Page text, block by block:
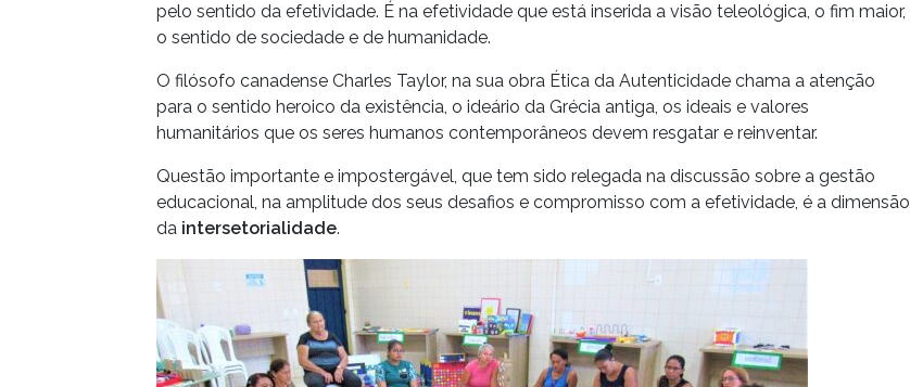
pelo sentido da efetividade. É na efetividade que está inserida a visão teleológica, o fim maior,
o sentido de sociedade e de humanidade.
O filósofo canadense Charles Taylor, na sua obra Ética da Autenticidade chama a atenção
para o sentido heroico da existência, o ideário da Grécia antiga, os ideais e valores
humanitários que os seres humanos contemporâneos devem resgatar e reinventar.
Questão importante e impostergável, que tem sido relegada na discussão sobre a gestão
educacional, na amplitude dos seus desafios e compromisso com a efetividade, é a dimensão
da intersetorialidade.